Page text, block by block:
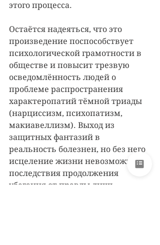
этого процесса.
Остаётся надеяться, что это
произведение поспособствует
психологической грамотности в
обществе и повысит трезвую
осведомлённость людей о
проблеме распространения
характеропатий тёмной триады
(нарциссизм, психопатизм,
макиавеллизм). Выход из
защитных фантазий в
реальность болезнен, но без него
исцеление жизни невозможно, а
последствия продолжения
убегания от правды лишь